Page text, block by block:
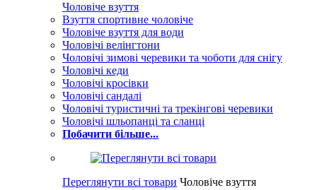
Чоловіче взуття
Взуття спортивне чоловіче
Чоловіче взуття для води
Чоловічі велінгтони
Чоловічі зимові черевики та чоботи для снігу
Чоловічі кеди
Чоловічі кросівки
Чоловічі сандалі
Чоловічі туристичні та трекінгові черевики
Чоловічі шльопанці та сланці
Побачити більше...
Переглянути всі товари Чоловіче взуття